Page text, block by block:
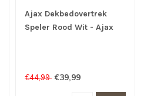
Ajax Dekbedovertrek
Speler Rood Wit - Ajax
€44,99 €39,99